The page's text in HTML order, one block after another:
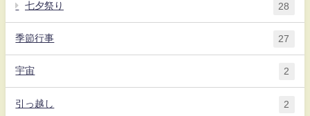
七夕祭り 28
季節行事 27
宇宙 2
引っ越し 2